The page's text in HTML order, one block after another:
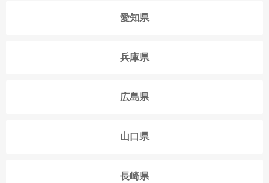
愛知県
兵庫県
広島県
山口県
長崎県